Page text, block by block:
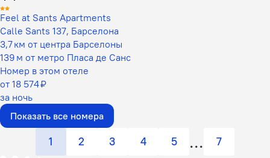
Feel at Sants Apartments
Calle Sants 137, Барселона
3,7 км от центра Барселоны
139 м от метро Пласа де Санс
Номер в этом отеле
от 18 574 ₽
за ночь
Показать все номера
1 2 3 4 5 7